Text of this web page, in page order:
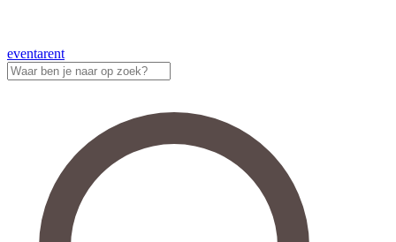
eventarent